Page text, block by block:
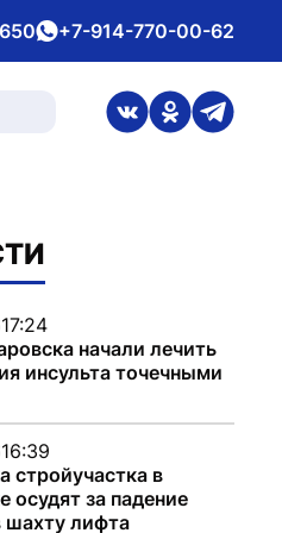
whatsApp
+7-914-770-00-62
ссылка на
ссылка на
17:24
начали лечить
инсульта точечными
16:39
стройучастка в
осудят за падение
шахту лифта